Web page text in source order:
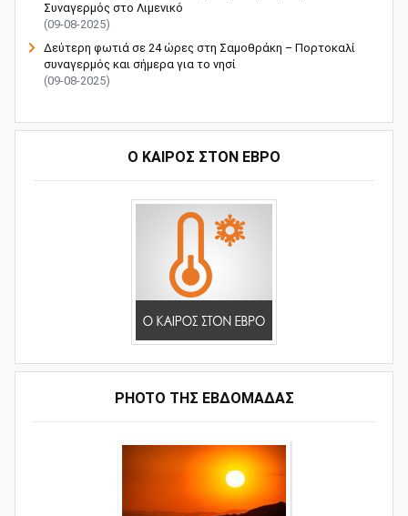
Συναγερμός στο Λιμενικό
(09-08-2025)
Δεύτερη φωτιά σε 24 ώρες στη Σαμοθράκη – Πορτοκαλί
συναγερμός και σήμερα για το νησί
(09-08-2025)
Ο ΚΑΙΡΟΣ ΣΤΟΝ ΕΒΡΟ
PHOTO ΤΗΣ ΕΒΔΟΜΑΔΑΣ